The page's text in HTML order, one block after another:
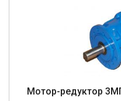
Мо­тор-ре­дук­тор